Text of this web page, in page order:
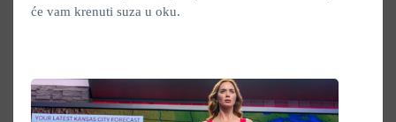
će vam krenuti suza u oku.